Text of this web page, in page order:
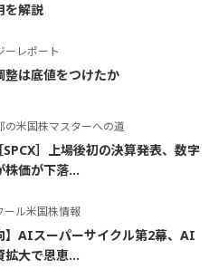
を解説
ーレポート
整は底値をつけたか
の米国株マスターへの道
SPCX］上場後初の決算発表、数字
株価が下落...
ール米国株情報
】AIスーパーサイクル第2幕、AI
拡大で恩恵...